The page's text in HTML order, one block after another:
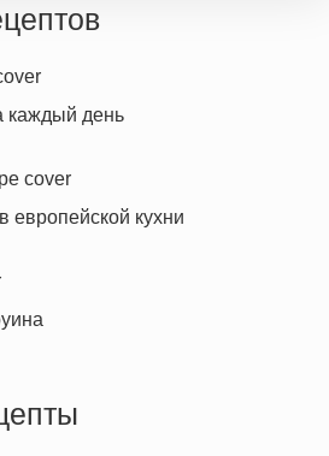
каждый день
европейской кухни